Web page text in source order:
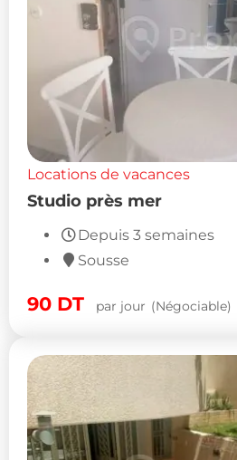
Locations de vacances
Studio près mer
Depuis 3 semaines
Sousse
90 DT par jour (Négociable)